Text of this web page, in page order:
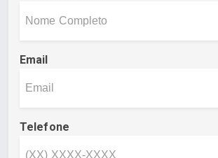
Email
Telefone